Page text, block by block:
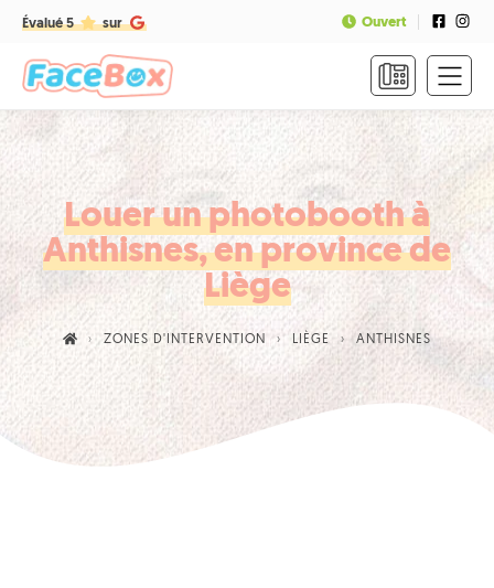
Évalué 5 sur Ouvert
ACCUEIL
FORMULES
TARIFS
FAQ
CONTACT
NOUS
APPELER
RÉSERVER
Louer un photobooth à
Anthisnes, en province de
Liège
ZONES D'INTERVENTION LIÈGE ANTHISNES